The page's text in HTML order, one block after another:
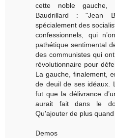
cette noble gauche,
Baudrillard : "Jean
spécialement des
confessionnels, qui
pathétique sentimental
des communistes qui
révolutionnaire pour
La gauche, finalement,
de deuil de ses idéaux.
fut que la délivrance
aurait fait dans le
Qu'ajouter de plus
Demos